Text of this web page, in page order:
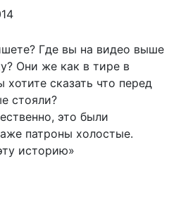
Где вы на видео выше
Они же как в тире в
сказать что перед
стояли?
это были
патроны холостые.
историю»